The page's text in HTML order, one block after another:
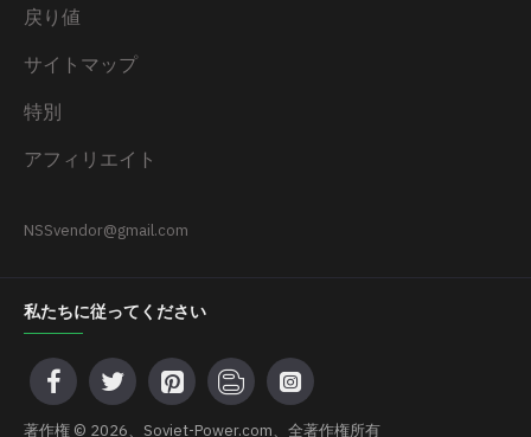
戻り値
サイトマップ
特別
アフィリエイト
NSSvendor@gmail.com
私たちに従ってください
著作権 © 2026、Soviet-Power.com、全著作権所有